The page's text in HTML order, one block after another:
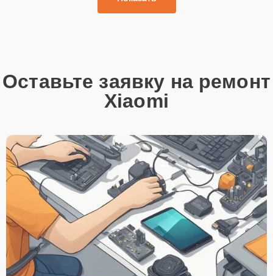
Оставьте заявку на ремонт
Xiaomi